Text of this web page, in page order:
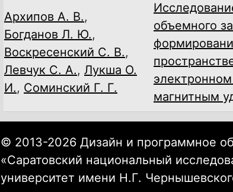
Архипов А. В.,
Богданов Л. Ю.,
Воскресенский С. В.,
Левчук С. А., Лукша О.
И., Соминский Г. Г.
объемного
магнитным
© 2013-2026 Дизайн и программное
«Саратовский национальный
университет имени Н.Г.